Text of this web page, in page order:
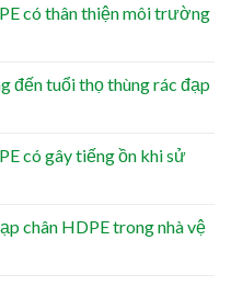
có thân thiện môi trường
đến tuổi thọ thùng rác đạp
có gây tiếng ồn khi sử
chân HDPE trong nhà vệ